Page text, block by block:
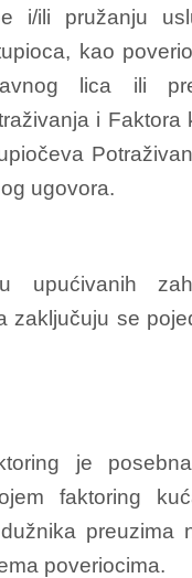
i/ili pružanju
kao
lica ili
i Faktora
ugovora.
upućivanih
zaključuju se
je
faktoring
preuzima
poveriocima.